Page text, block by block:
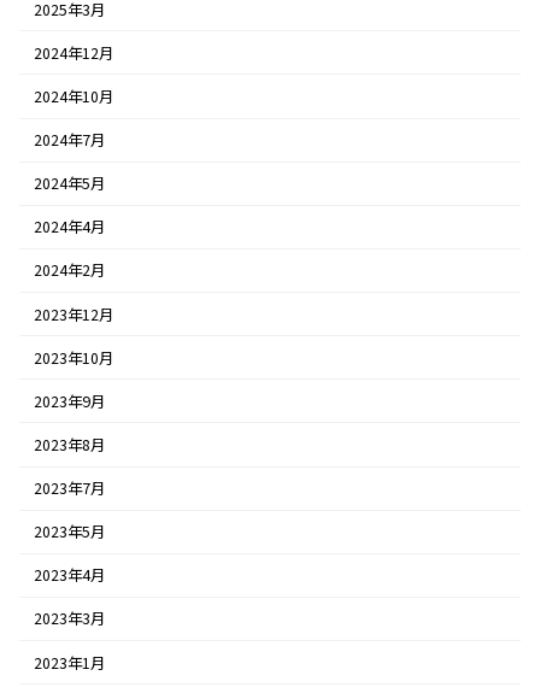
2025年3月
2024年12月
2024年10月
2024年7月
2024年5月
2024年4月
2024年2月
2023年12月
2023年10月
2023年9月
2023年8月
2023年7月
2023年5月
2023年4月
2023年3月
2023年1月